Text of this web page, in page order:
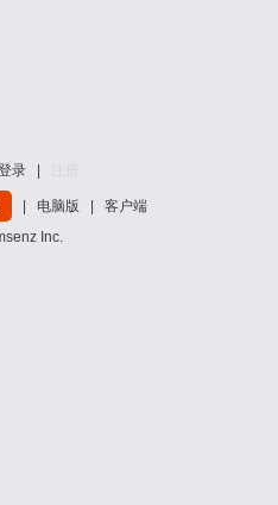
录
电脑版
客户端
Inc.